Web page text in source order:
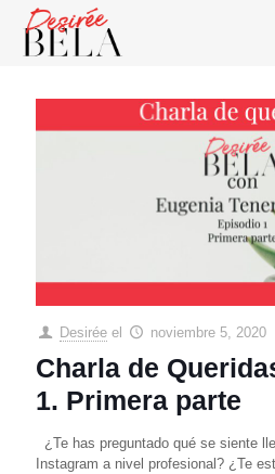
Desirée el noviembre 5, 2020
Charla de
1. Primera parte
¿Te has preguntado qué se siente
Instagram a nivel profesional? ¿Te